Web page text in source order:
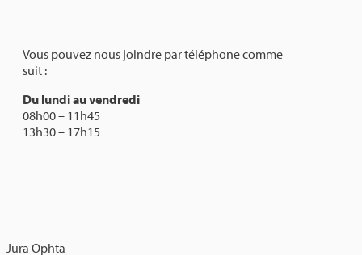
Vous pouvez nous joindre par téléphone comme
suit :
Du lundi au vendredi
08h00 – 11h45
13h30 – 17h15
Jura Ophta